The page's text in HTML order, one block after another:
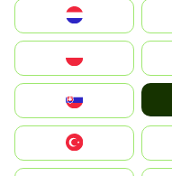
United States